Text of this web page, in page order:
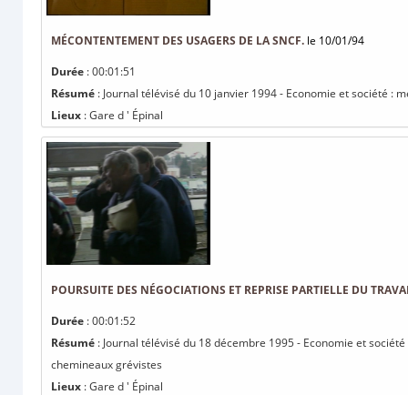
MÉCONTENTEMENT DES USAGERS DE LA SNCF. le 10/01/94
Durée : 00:01:51
Résumé : Journal télévisé du 10 janvier 1994 - Economie et société :
Lieux : Gare d ' Épinal
POURSUITE DES NÉGOCIATIONS ET REPRISE PARTIELLE DU
Durée : 00:01:52
Résumé : Journal télévisé du 18 décembre 1995 - Economie et
chemineaux grévistes
Lieux : Gare d ' Épinal